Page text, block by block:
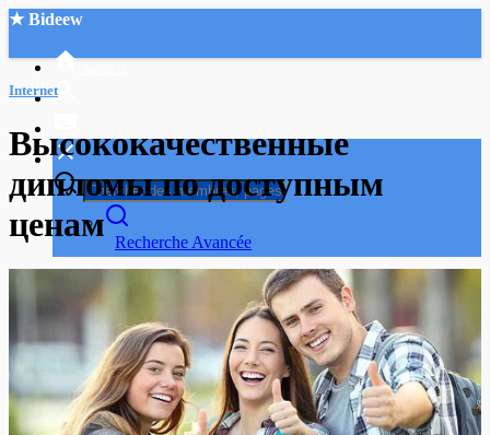
★ Bideew
Recherche Avancée
Mon compte
Connexion
Créer un compte
Mode nuit
Internet
Высококачественные
дипломы по доступным
ценам